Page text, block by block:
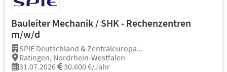
Bauleiter Mechanik / SHK - Rechenzentren
m/w/d
SPIE Deutschland & Zentraleuropa...
Ratingen, Nordrhein-Westfalen
31.07.2026
30.600 €/Jahr